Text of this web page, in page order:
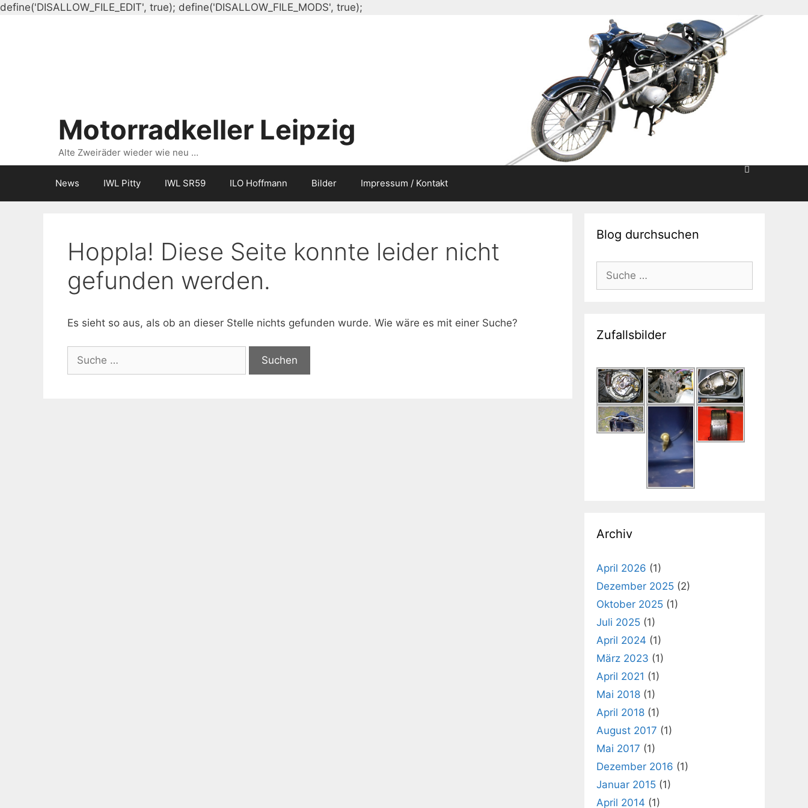
define('DISALLOW_FILE_EDIT', true); define('DISALLOW_FILE_MODS', true);
Motorradkeller Leipzig
Alte Zweiräder wieder wie neu …
News IWL Pitty IWL SR59 ILO Hoffmann Bilder Impressum / Kontakt
Hoppla! Diese Seite konnte leider nicht
gefunden werden.
Es sieht so aus, als ob an dieser Stelle nichts gefunden wurde. Wie wäre es mit einer Suche?
nach:
Blog durchsuchen
Suche
nach:
Zufallsbilder
Archiv
April 2026 (1)
Dezember 2025 (2)
Oktober 2025 (1)
Juli 2025 (1)
April 2024 (1)
März 2023 (1)
April 2021 (1)
Mai 2018 (1)
April 2018 (1)
August 2017 (1)
Mai 2017 (1)
Dezember 2016 (1)
Januar 2015 (1)
April 2014 (1)